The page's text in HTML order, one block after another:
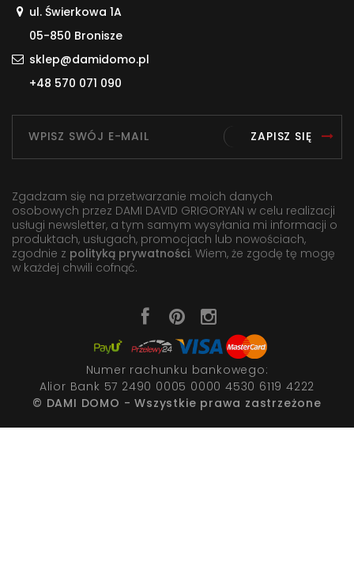
ul. Świerkowa 1A
05-850 Bronisze
sklep@damidomo.pl
+48 570 071 090
ZAPISZ SIĘ
Zgadzam się na przetwarzanie moich danych
osobowych przez DAMI DAVID GRIGORYAN w celu realizacji
usługi newsletter, a tym samym wysyłania mi informacji o
produktach, usługach, promocjach lub nowościach,
zgodnie z polityką prywatności. Wiem, że zgodę tę mogę
w każdej chwili cofnąć.
Numer rachunku bankowego:
Alior Bank 57 2490 0005 0000 4530 6119 4222
© DAMI DOMO - Wszystkie prawa zastrzeżone